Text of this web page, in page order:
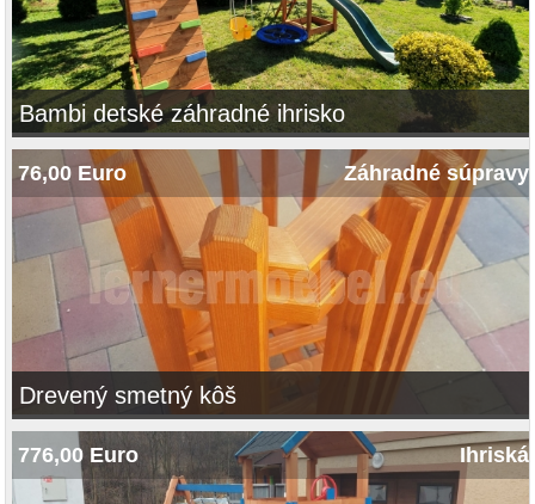
Bambi detské záhradné ihrisko
76,00 Euro Záhradné súpravy
Drevený smetný kôš
776,00 Euro Ihriská